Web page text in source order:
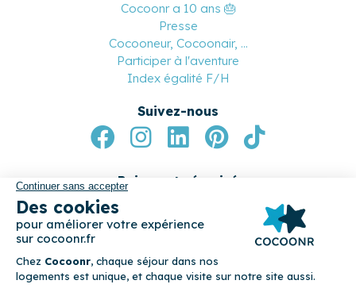
Cocoonr a 10 ans 🎂
Presse
Cocooneur, Cocoonair, ...
Participer à l'aventure
Index égalité F/H
Suivez-nous
Paiement sécurisé